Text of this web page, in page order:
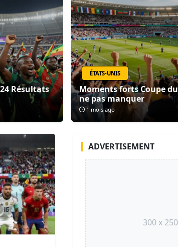
Résultats
ÉTATS-UNIS
Moments forts Coupe
ne pas manquer
1 mois ago
ADVERTISEMENT
300 x 250